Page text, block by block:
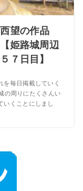
望の作品
姫路城周辺
７日目】
を毎日掲載していく
の周りにたくさんい
いくことにしまし